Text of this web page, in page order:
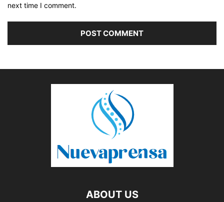
next time I comment.
ABOUT US